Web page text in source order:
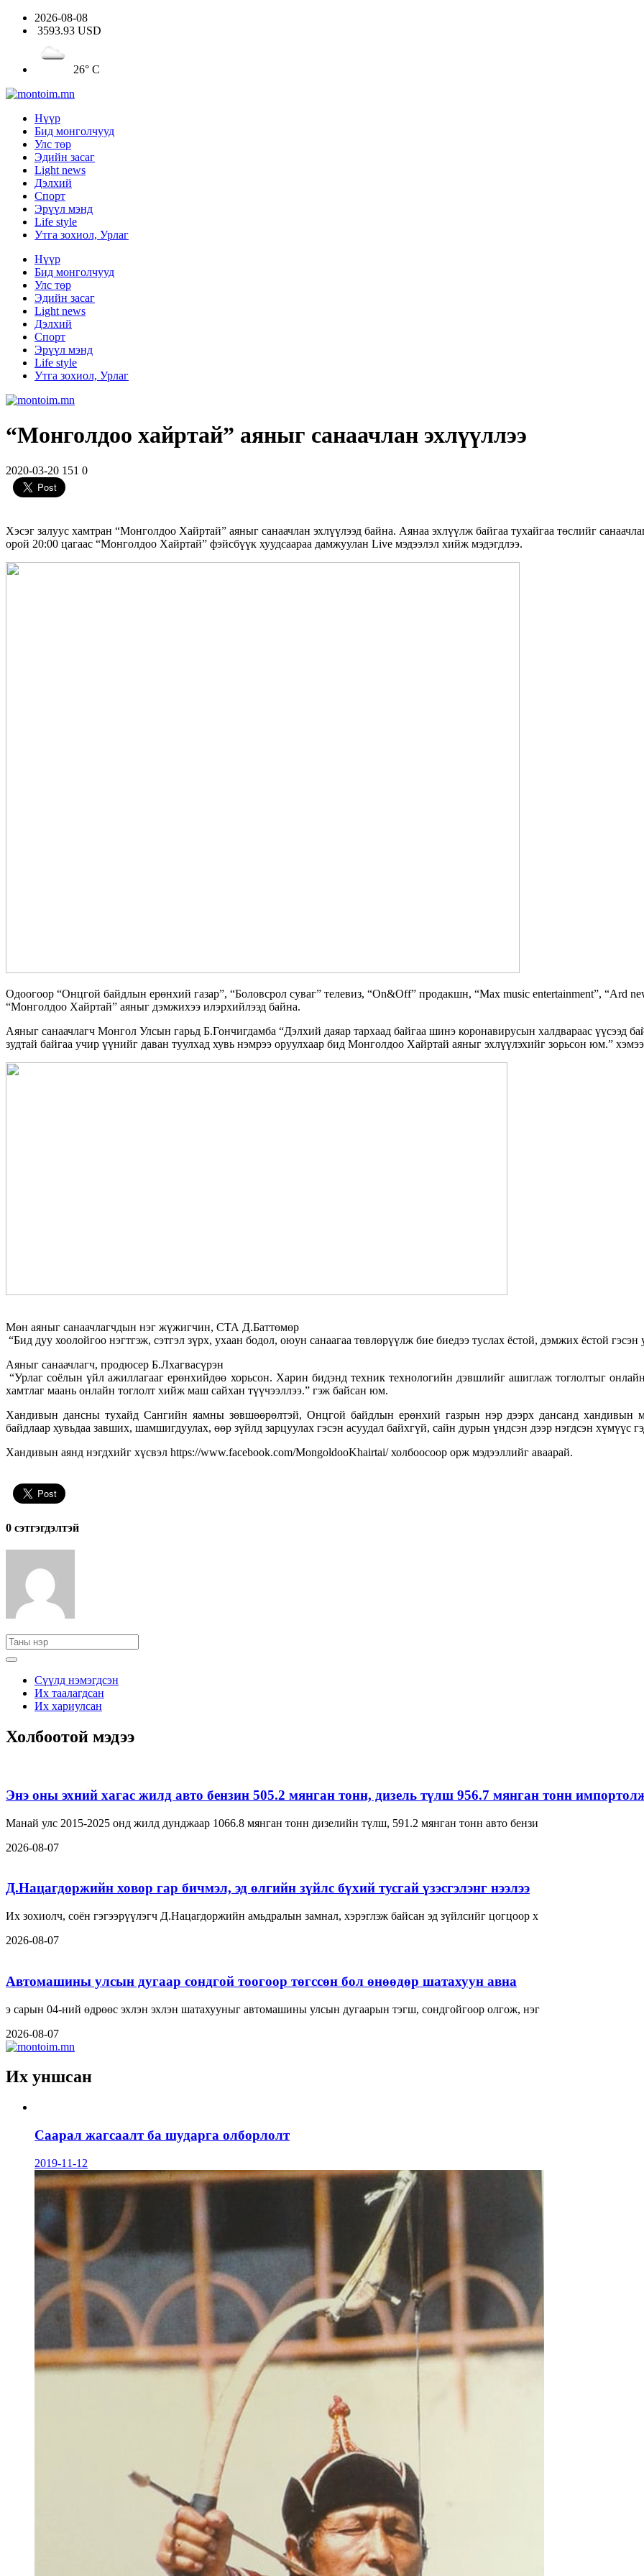
2026-08-08
3593.93 USD
26° C
Нүүр
Бид монголчууд
Улс төр
Эдийн засаг
Light news
Дэлхий
Спорт
Эрүүл мэнд
Life style
Утга зохиол, Урлаг
Нүүр
Бид монголчууд
Улс төр
Эдийн засаг
Light news
Дэлхий
Спорт
Эрүүл мэнд
Life style
Утга зохиол, Урлаг
“Монголдоо хайртай” аяныг санаачлан эхлүүллээ
2020-03-20 151 0
Хэсэг залуус хамтран “Монголдоо Хайртай” аяныг санаачлан эхлүүлээд байна. Аянаа эхлүүлж байгаа тухайгаа төслийг
орой 20:00 цагаас “Монголдоо Хайртай” фэйсбүүк хуудсаараа дамжуулан Live мэдээлэл хийж мэдэгдлээ.
Одоогоор “Онцгой байдлын ерөнхий газар”, “Боловсрол суваг” телевиз, “On&Off” продакшн, “Max music entertainment”, “Ard
“Монголдоо Хайртай” аяныг дэмжихээ илэрхийлээд байна.
Аяныг санаачлагч Монгол Улсын гарьд Б.Гончигдамба “Дэлхий даяар тархаад байгаа шинэ коронавирусын халдвараас үүсээд
зудтай байгаа учир үүнийг даван туулхад хувь нэмрээ оруулхаар бид Монголдоо Хайртай аяныг эхлүүлэхийг зорьсон юм.”
Мөн аяныг санаачлагчдын нэг жүжигчин, СТА Д.Баттөмөр
“Бид дуу хоолойгоо нэгтгэж, сэтгэл зүрх, ухаан бодол, оюун санаагаа төвлөрүүлж бие биедээ туслах ёстой, дэмжих ёстой
Аяныг санаачлагч, продюсер Б.Лхагвасүрэн
“Урлаг соёлын үйл ажиллагааг ерөнхийдөө хорьсон. Харин бидэнд техник технологийн дэвшлийг ашиглаж тоглолтыг
хамтлаг маань онлайн тоглолт хийж маш сайхан түүчээллээ.” гэж байсан юм.
Хандивын дансны тухайд Сангийн яамны зөвшөөрөлтэй, Онцгой байдлын ерөнхий газрын нэр дээрх дансанд хандивын
байдлаар хувьдаа завших, шамшигдуулах, өөр зүйлд зарцуулах гэсэн асуудал байхгүй, сайн дурын үндсэн дээр нэгдсэн хүмүүс
Хандивын аянд нэгдхийг хүсвэл https://www.facebook.com/MongoldooKhairtai/холбоосоор орж мэдээллийг аваарай.
0 cэтгэгдэлтэй
Сүүлд нэмэгдсэн
Их таалагдсан
Их хариулсан
Холбоотой мэдээ
Энэ оны эхний хагас жилд авто бензин 505.2 мянган тонн, дизель түлш 956.7 мянган тонн
Манай улс 2015-2025 онд жилд дунджаар 1066.8 мянган тонн дизелийн түлш, 591.2 мянган тонн авто бензи
2026-08-07
Д.Нацагдоржийн ховор гар бичмэл, эд өлгийн зүйлс бүхий тусгай үзэсгэлэнг нээлээ
Их зохиолч, соён гэгээрүүлэгч Д.Нацагдоржийн амьдралын замнал, хэрэглэж байсан эд зүйлсийг цогцоор х
2026-08-07
Автомашины улсын дугаар сондгой тоогоор төгссөн бол өнөөдөр шатахуун авна
э сарын 04-ний өдрөөс эхлэн эхлэн шатахууныг автомашины улсын дугаарын тэгш, сондгойгоор олгож, нэг
2026-08-07
Их уншсан
Саарал жагсаалт ба шударга олборлолт
2019-11-12